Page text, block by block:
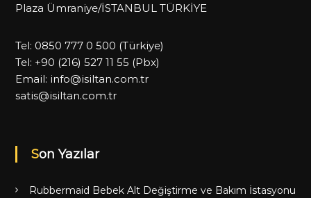
Plaza Ümraniye/İSTANBUL TÜRKİYE
Tel: 0850 777 0 500 (Türkiye)
Tel: +90 (216) 527 11 55 (Pbx)
Email: info@isiltan.com.tr
satis@isiltan.com.tr
Son Yazılar
Rubbermaid Bebek Alt Değiştirme ve Bakım İstasyonu